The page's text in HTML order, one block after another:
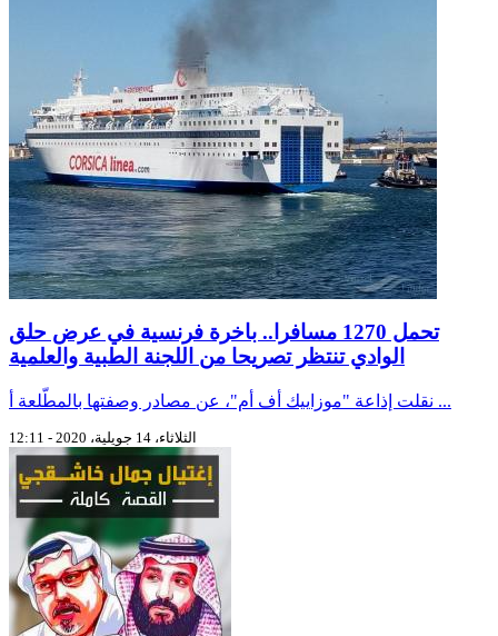
تحمل 1270 مسافرا.. باخرة فرنسية في عرض حلق
الوادي تنتظر تصريحا من اللجنة الطبية والعلمية
نقلت إذاعة "موزاييك أف أم"، عن مصادر وصفتها بالمطّلعة أ ...
الثلاثاء، 14 جويلية، 2020 - 12:11